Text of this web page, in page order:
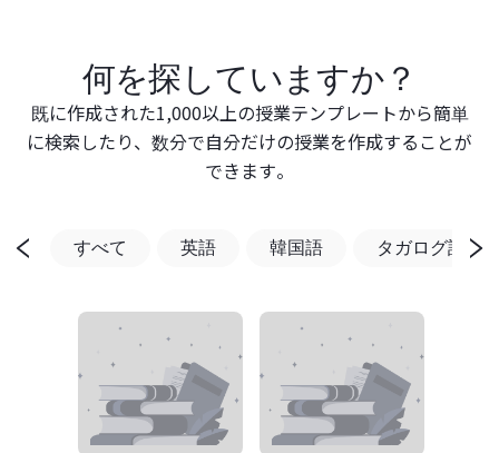
何を探していますか？
既に作成された1,000以上の授業テンプレートから簡単
に検索したり、数分で自分だけの授業を作成することが
できます。
すべて 英語 韓国語 タガログ語